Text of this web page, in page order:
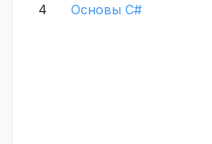
4 Основы C#